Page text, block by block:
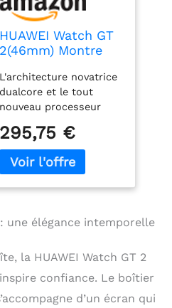
HUAWEI Watch GT
2(46mm) Montre
Autonomie de 2
Semaine, GPS
Intégré, 15 Modes
de Sport, Suivi du
Rythme Cardiaque
en Temps Réel,
Appels Bluetooth,
Sport Noir
L'architecture novatrice
dualcore et le tout
nouveau processeur
montre une autonomie
exceptionelle pouvant
aller jusqu'à 2
gyroscope, Capteur
de fréquence cardiaque
optique,Détecteur de
lumière ambiante,
Capteur de pression
295,75 €
une élégance intemporelle
la HUAWEI Watch GT 2
confiance. Le boîtier
d’un écran qui